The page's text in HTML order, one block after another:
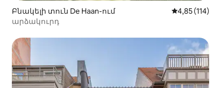
Բնակելի տուն De Haan-ում Միջին
4,85 (114)
արձակուրդ